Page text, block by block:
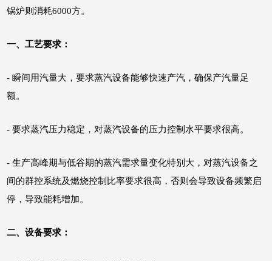
锅炉则消耗6000方。
一、工艺要求：
- 瞬间用汽量大，要求蒸汽设备能够快速产汽，确保产汽量足
额。
- 要求蒸汽压力稳定，对蒸汽设备的压力控制水平要求很高。
- 生产高峰期与低谷期的蒸汽需求量变化特别大，对蒸汽设备之
间的群控系统及燃烧控制比率要求很高，否则会导致设备频繁启
停，导致能耗增加。
二、设备要求：